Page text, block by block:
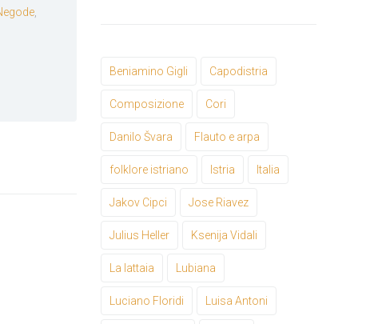
,
Beniamino Gigli Capodistria
Composizione Cori
Danilo Švara Flauto e arpa
folklore istriano Istria Italia
Jakov Cipci Jose Riavez
Julius Heller Ksenija Vidali
La lattaia Lubiana
Luciano Floridi Luisa Antoni